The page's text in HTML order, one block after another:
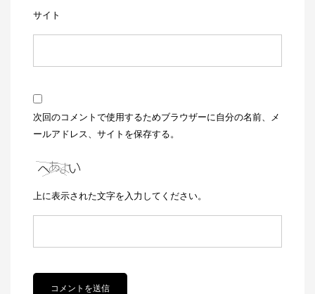
サイト
次回のコメントで使用するためブラウザーに自分の名前、メ
ールアドレス、サイトを保存する。
上に表示された文字を入力してください。